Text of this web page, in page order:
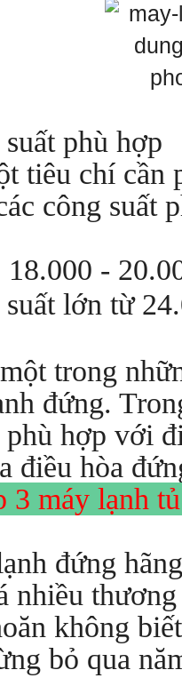
phù hợp
tiêu chí cần
công suất
18.000 -
lớn từ
trong
đứng.
phù hợp với
điều hòa
3 máy lạnh
đứng
nhiều
không
bỏ qua